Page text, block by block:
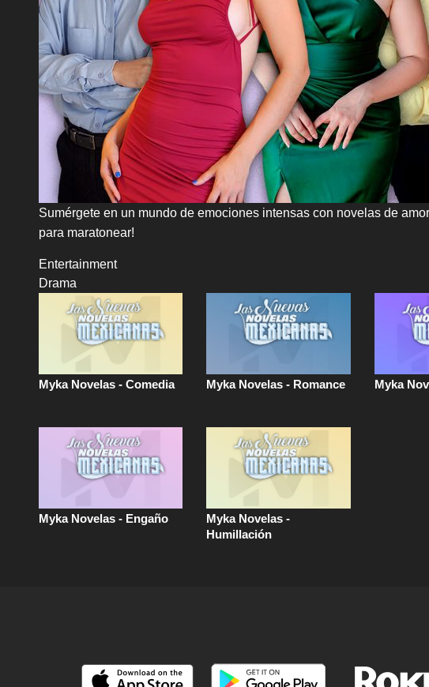
Sumérgete en un mundo de emociones intensas con novelas de
para maratonear!
Entertainment
Drama
Myka Novelas - Comedia Myka Novelas - Romance Myka
Myka Novelas - Engaño
Myka Novelas -
Humillación